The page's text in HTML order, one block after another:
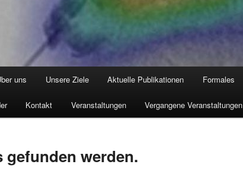
uns Unsere Ziele Aktuelle Publikationen Formales
Kontakt Veranstaltungen Vergangene Veranstaltungen
werden.